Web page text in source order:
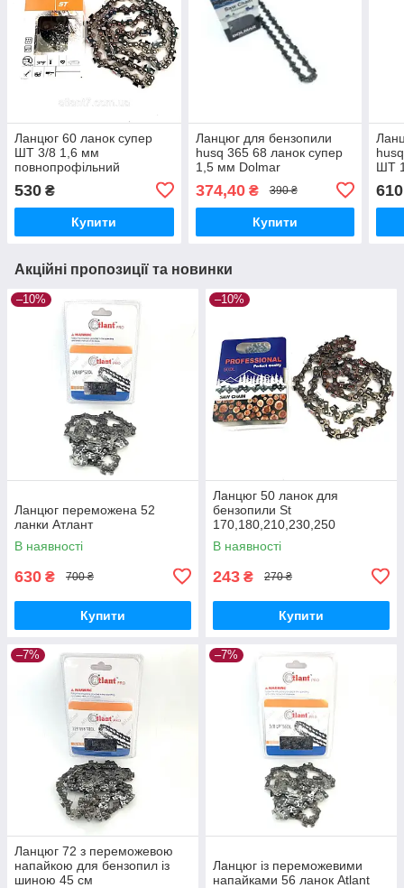
Ланцюг 60 ланок супер
ШТ 3/8 1,6 мм
повнопрофільний
530 ₴
Купити
Ланцюг для бензопили
husq 365 68 ланок супер
1,5 мм Dolmar
374,40₴ 390 ₴
Купити
ШТ
610
Акційні пропозиції та новинки
–10%
Ланцюг переможена 52
ланки Атлант
В наявності
630 ₴ 700 ₴
Купити
–10%
Ланцюг 50 ланок для
бензопили St
170,180,210,230,250
суперзуб PROFESSIONAL
В наявності
243 ₴ 270 ₴
Купити
–7%
Ланцюг 72 з переможевою
напайкою для бензопил із
шиною 45 см
–7%
Ланцюг із переможевими
напайками 56 ланок Atlant